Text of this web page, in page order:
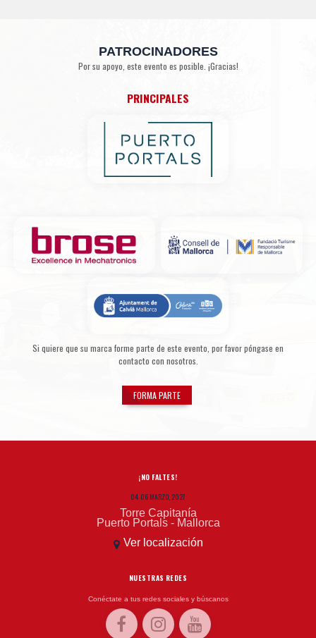
PATROCINADORES
Por su apoyo, este evento es posible. ¡Gracias!
PRINCIPALES
Si quiere que su marca forme parte de este evento, por favor póngase en
contacto con nosotros.
FORMA PARTE
¡NO FALTES!
04-06 MARZO, 2027
Torre Capitanía
Puerto Portals - Mallorca
Ver localización
NUESTRAS REDES
Conéctate a tus redes sociales y búscanos